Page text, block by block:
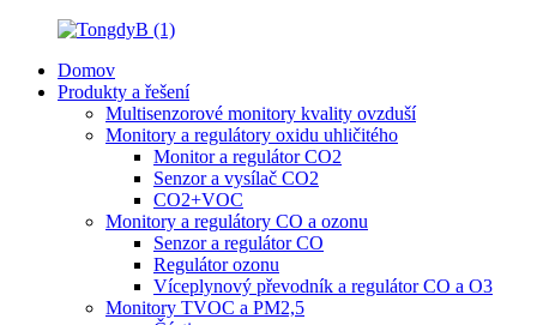
Domov
Produkty a řešení
Multisenzorové monitory kvality ovzduší
Monitory a regulátory oxidu uhličitého
Monitor a regulátor CO2
Senzor a vysílač CO2
CO2+VOC
Monitory a regulátory CO a ozonu
Senzor a regulátor CO
Regulátor ozonu
Víceplynový převodník a regulátor CO a O3
Monitory TVOC a PM2,5